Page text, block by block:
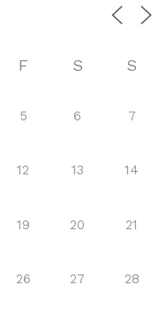
F S S
5 6 7
12 13 14
19 20 21
26 27 28